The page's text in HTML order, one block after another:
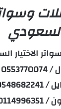
الاختيار